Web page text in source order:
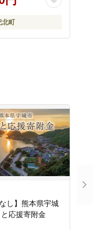
北町
し】熊本県宇城
応援寄附金